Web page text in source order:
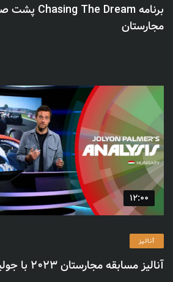
مجارستان
12:00
آنالیز
آنالیز مسابقه مجارستان 2023 با جولیان پالمر